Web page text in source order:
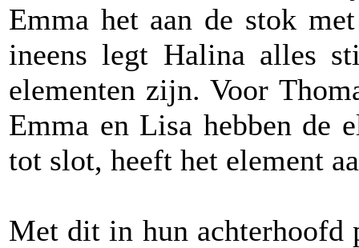
Emma het aan de stok
ineens legt Halina alles
elementen zijn. Voor
Emma en Lisa hebben de
tot slot, heeft het element
Met dit in hun achterhoofd